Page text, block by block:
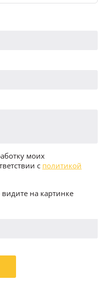
моих
с политикой
на картинке